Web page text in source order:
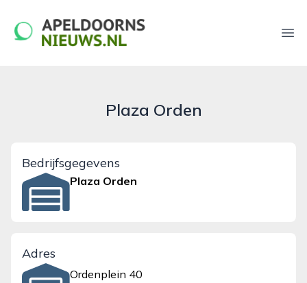
apeldoornsnieuws.nl
Plaza Orden
Bedrijfsgegevens
Plaza Orden
Adres
Ordenplein 40